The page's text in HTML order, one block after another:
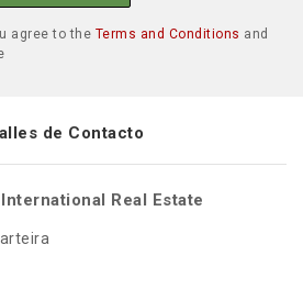
agree to the Terms and Conditions and
de Contacto
Real Estate